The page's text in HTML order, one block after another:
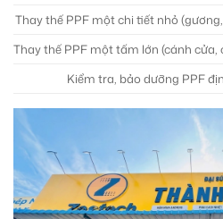
Thay thế PPF một chi tiết nhỏ
Thay thế PPF một tấm lớn (cánh cửa,
Kiểm tra, bảo dưỡng PPF